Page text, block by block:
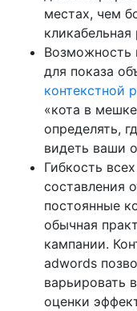
местах, чем
Возможность
для показа
контекстной
«кота в
определять,
видеть ваши
Гибкость
составления
постоянные
обычная
кампании.
adwords
варьировать
оценки